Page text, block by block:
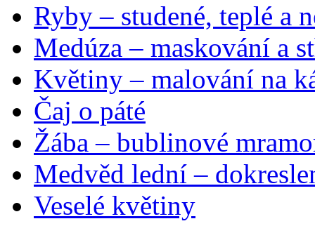
Ryby – studené, teplé a
Medúza – maskování a
Květiny – malování na
Čaj o páté
Žába – bublinové
Medvěd lední –
Veselé květiny